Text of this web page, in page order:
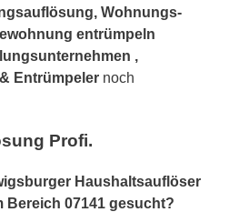
Wohnungs-
entrümpeln
,
Entrümpeler noch
Profi.
Haushaltsauflöser
Bereich 07141 gesucht?